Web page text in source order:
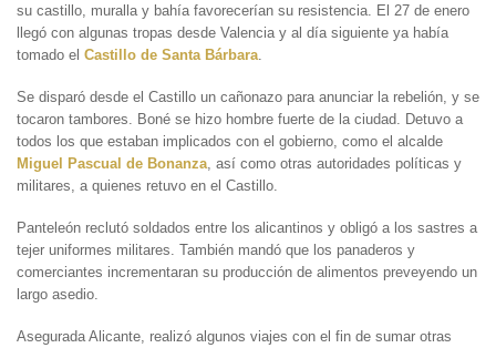
su castillo, muralla y bahía favorecerían su resistencia. El 27 de enero
llegó con algunas tropas desde Valencia y al día siguiente ya había
tomado el Castillo de Santa Bárbara
Se disparó desde el Castillo un cañonazo para anunciar la rebelión, y se
tocaron tambores. Boné se hizo hombre fuerte de la ciudad. Detuvo a
todos los que estaban implicados con el gobierno, como el alcalde
Miguel Pascual de Bonanza , así como otras autoridades políticas y
militares, a quienes retuvo en el Castillo.
Panteleón reclutó soldados entre los alicantinos y obligó a los sastres a
tejer uniformes militares. También mandó que los panaderos y
comerciantes incrementaran su producción de alimentos preveyendo un
largo asedio.
Asegurada Alicante, realizó algunos viajes con el fin de sumar otras